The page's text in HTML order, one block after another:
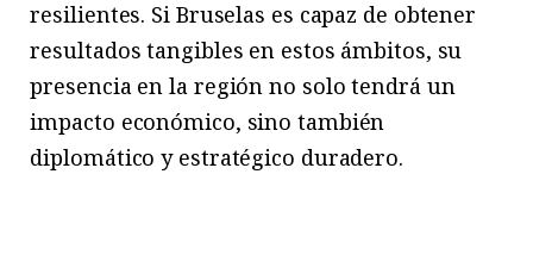
resilientes. Si Bruselas es capaz de obtener
resultados tangibles en estos ámbitos, su
presencia en la región no solo tendrá un
impacto económico, sino también
diplomático y estratégico duradero.